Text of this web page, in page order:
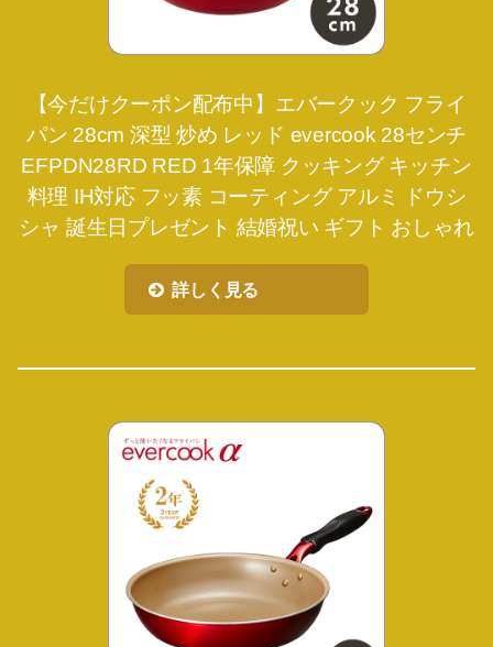
【今だけクーポン配布中】エバークック フライ
パン 28cm 深型 炒め レッド evercook 28センチ
EFPDN28RD RED 1年保障 クッキング キッチン
料理 IH対応 フッ素 コーティング アルミ ドウシ
シャ 誕生日プレゼント 結婚祝い ギフト おしゃれ
詳しく見る